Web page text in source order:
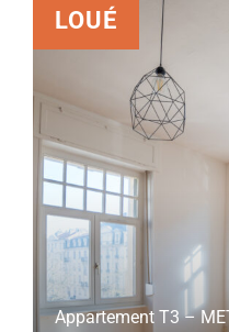
LOUÉ
Appartement T3 –